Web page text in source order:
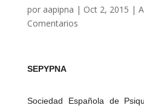
por aapipna | Oct 2, 2015 |
Comentarios
SEPYPNA
Sociedad Española de